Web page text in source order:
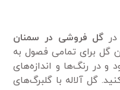
گل فروشی در سمنان
گل برای تمامی‌ فصول به
و در رنگ‌ها و اندازه‌های
گل آلاله با گلبرگ‌های